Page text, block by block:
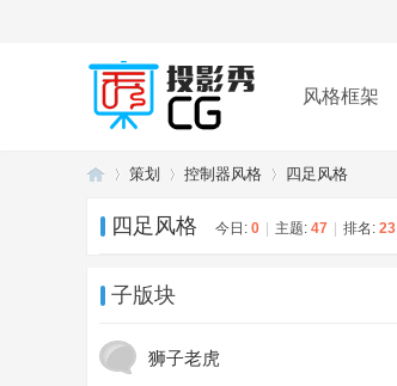
风格框架
插件 帮助 下载
策划 控制器风格 四足风格
四足风格 今日: 0 主题: 47 排名: 23
子版块
狮子老虎